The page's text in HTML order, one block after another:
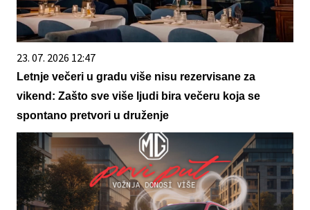
23. 07. 2026 12:47
Letnje večeri u gradu više nisu rezervisane za
vikend: Zašto sve više ljudi bira večeru koja se
spontano pretvori u druženje